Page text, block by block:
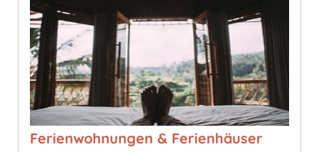
Ferienwohnungen & Ferienhäuser